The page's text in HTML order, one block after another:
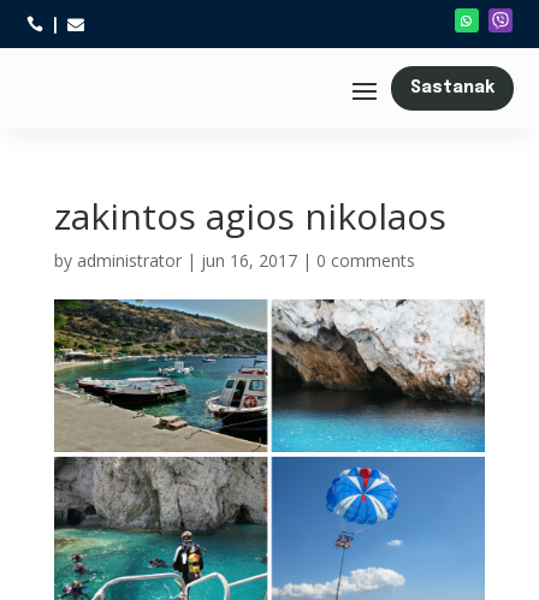
 
Sastanak
zakintos agios nikolaos
by administrator| jun 16, 2017| 0 comments